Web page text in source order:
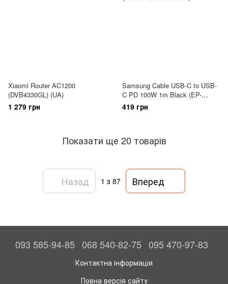
Xiaomi Router AC1200
(DVB4330GL) (UA)
1 279 грн
Samsung Cable USB-C to USB-
C PD 100W 1m Black (EP-
DN975BBRGRU)
419 грн
Показати ще 20 товарів
Назад 1 з 87 Вперед
093 585-94-85 068 540-82-75 095 470-97-83
Контактна інформація
Повна версія сайту